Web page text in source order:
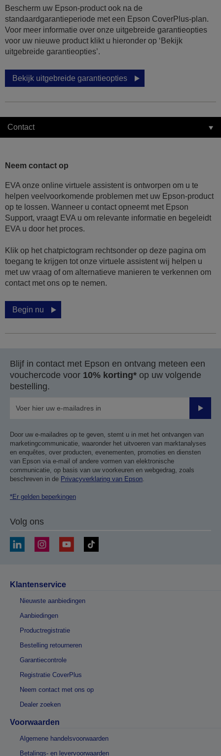
Bescherm uw Epson-product ook na de
standaardgarantieperiode met een Epson CoverPlus-plan.
Voor meer informatie over onze uitgebreide garantieopties
voor uw nieuwe product klikt u hieronder op ‘Bekijk
uitgebreide garantieopties’.
Bekijk uitgebreide garantieopties
Contact
Neem contact op
EVA onze online virtuele assistent is ontworpen om u te
helpen veelvoorkomende problemen met uw Epson-product
op te lossen. Wanneer u contact opneemt met Epson
Support, vraagt EVA u om relevante informatie en begeleidt
EVA u door het proces.
Klik op het chatpictogram rechtsonder op deze pagina om
toegang te krijgen tot onze virtuele assistent wij helpen u
met uw vraag of om alternatieve manieren te verkennen om
contact met ons op te nemen.
Begin nu
Blijf in contact met Epson en ontvang meteen een
vouchercode voor 10% korting* op uw volgende
bestelling.
Door uw e-mailadres op te geven, stemt u in met het ontvangen van
marketingcommunicatie, waaronder het uitvoeren van marktanalyses
en enquêtes, over producten, evenementen, promoties en diensten
van Epson via e-mail of andere vormen van elektronische
communicatie, op basis van uw voorkeuren en webgedrag, zoals
beschreven in de Privacyverklaring van Epson.
*Er gelden beperkingen
Volg ons
Klantenservice
Nieuwste aanbiedingen
Aanbiedingen
Productregistratie
Bestelling retourneren
Garantiecontrole
Registratie CoverPlus
Neem contact met ons op
Dealer zoeken
Voorwaarden
Algemene handelsvoorwaarden
Betalings- en levervoorwaarden